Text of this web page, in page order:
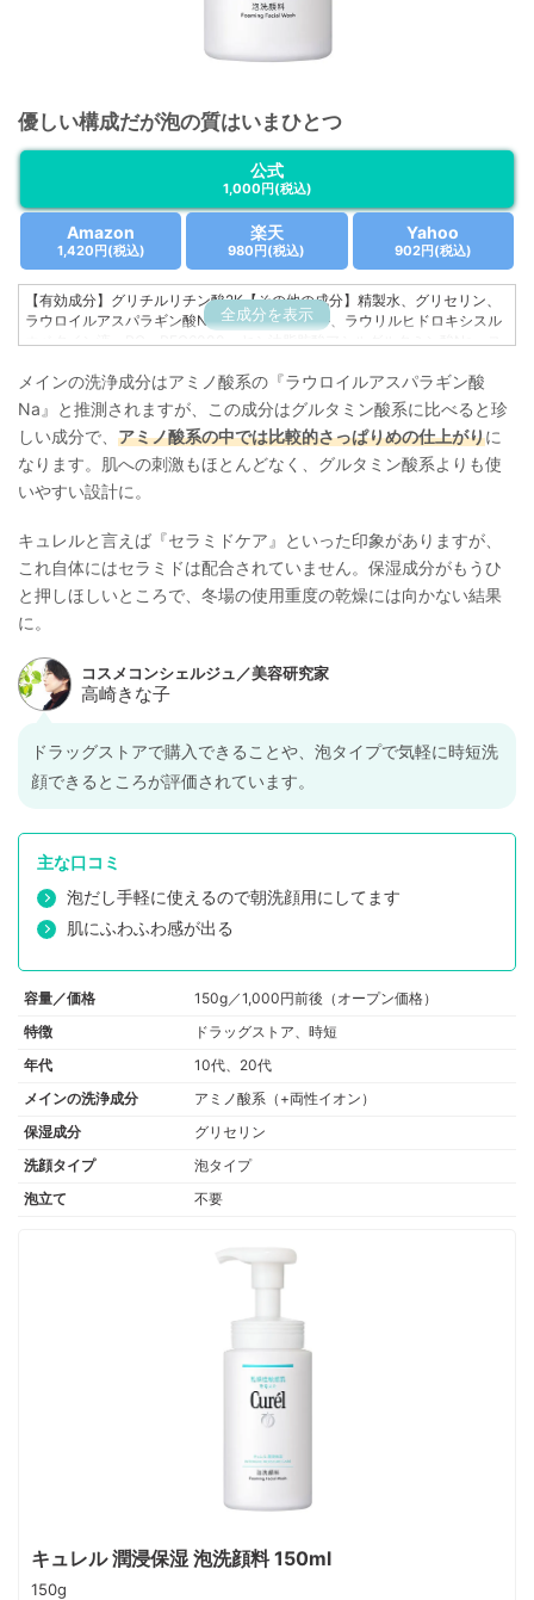
優しい構成だが泡の質はいまひとつ
公式
1,000円(税込)
Amazon
1,420円(税込)
楽天
980円(税込)
Yahoo
902円(税込)
全成分を表示
【有効成分】グリチルリチン酸2K【その他の成分】精製水、グリセリン、
ラウロイルアスパラギン酸Na液、マルチトール、ラウリルヒドロキシスル
カリウム液（A）、エデト酸塩、フェノキシエタノール、パラベン
メインの洗浄成分はアミノ酸系の『ラウロイルアスパラギン酸
Na』と推測されますが、この成分はグルタミン酸系に比べると珍
しい成分で、 アミノ酸系の中では比較的さっぱりめの仕上がりに
なります。肌への刺激もほとんどなく、グルタミン酸系よりも使
いやすい設計に。
キュレルと言えば『セラミドケア』といった印象がありますが、
これ自体にはセラミドは配合されていません。保湿成分がもうひ
と押しほしいところで、冬場の使用重度の乾燥には向かない結果
に。
ドラッグストアで購入できることや、泡タイプで気軽に時短洗
顔できるところが評価されています。
主な口コミ
泡だし手軽に使えるので朝洗顔用にしてます
肌にふわふわ感が出る
容量／価格
150g／1,000円前後（オープン価格）
特徴
ドラッグストア、時短
年代
10代、20代
メインの洗浄成分
アミノ酸系（+両性イオン）
保湿成分
グリセリン
洗顔タイプ
泡タイプ
泡立て
不要
キュレル 潤浸保湿 泡洗顔料 150ml
150g